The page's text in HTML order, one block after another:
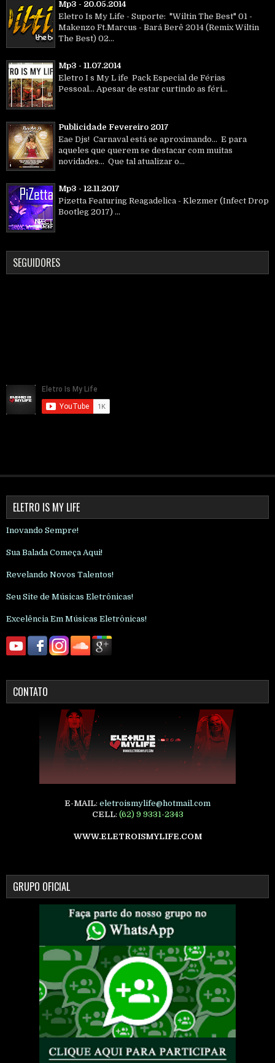
Mp3 - 20.05.2014
Eletro Is My Life - Suporte: "Wiltin The Best" 01 -
Makenzo Ft.Marcus - Bará Berê 2014 (Remix Wiltin
The Best) 02...
Mp3 - 11.07.2014
Eletro I s My L ife Pack Especial de Férias
Pessoal... Apesar de estar curtindo as féri...
Publicidade Fevereiro 2017
Eae Djs! Carnaval está se aproximando... E para
aqueles que querem se destacar com muitas
novidades... Que tal atualizar o...
Mp3 - 12.11.2017
Pizetta Featuring Reagadelica - Klezmer (Infect Drop
Bootleg 2017) ...
SEGUIDORES
ELETRO IS MY LIFE
Inovando Sempre!
Sua Balada Começa Aqui!
Revelando Novos Talentos!
Seu Site de Músicas Eletrônicas!
Excelência Em Músicas Eletrônicas!
CONTATO
E-MAIL: eletroismylife@hotmail.com
CELL: (62) 9 9331-2343
WWW.ELETROISMYLIFE.COM
GRUPO OFICIAL